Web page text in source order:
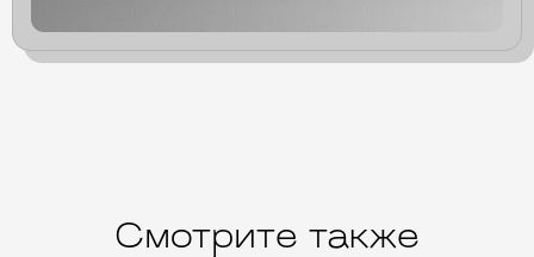
Смотрите также